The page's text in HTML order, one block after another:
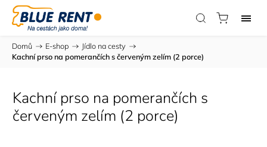
Domů / E-shop / Jídlo na cesty /
Kachní prso na pomerančích s červeným zelím (2 porce)
Kachní prso na pomerančích s
červeným zelím (2 porce)